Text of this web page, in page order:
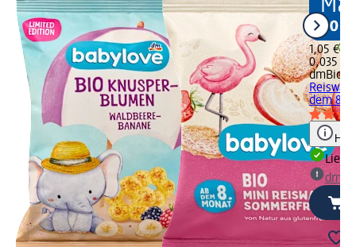
1,05 €
0,035 kg
dmBio
dem 8.
dm